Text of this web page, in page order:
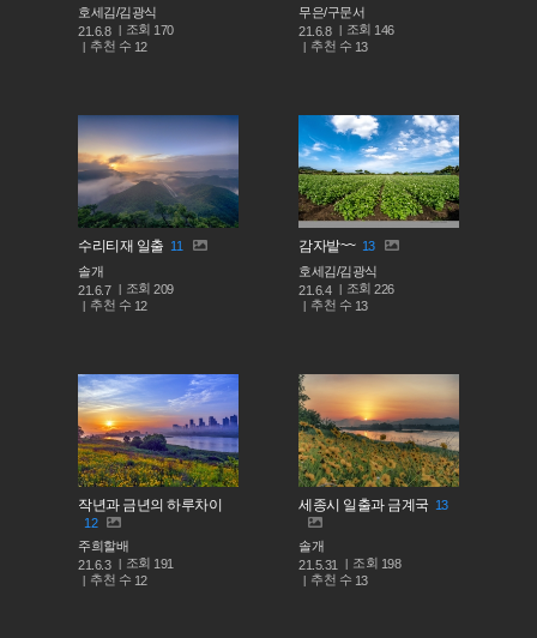
호세김/김광식
21.6.8
조회 170
추천 수 12
무은/구문서
21.6.8
조회 146
추천 수 13
수리티재 일출 11
솔개
21.6.7
조회209
추천 수 12
감자밭~~ 13
호세김/김광식
21.6.4
조회226
추천 수 13
작년과 금년의 하루차이
12
주희할배
21.6.3
조회 191
추천 수 12
세종시 일출과 금계국 13
솔개
21.5.31
조회 198
추천 수 13